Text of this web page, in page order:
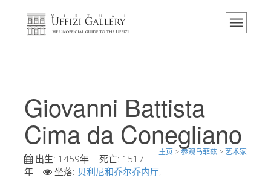
主页
活动 & 展览
游客的评论
联系我们
参观乌菲兹
Giovanni Battista
Cima da Conegliano
主页 >参观乌菲兹 >艺术家
出生: 1459年 - 死亡: 1517
年
坐落: 贝利尼和乔尔乔内厅,